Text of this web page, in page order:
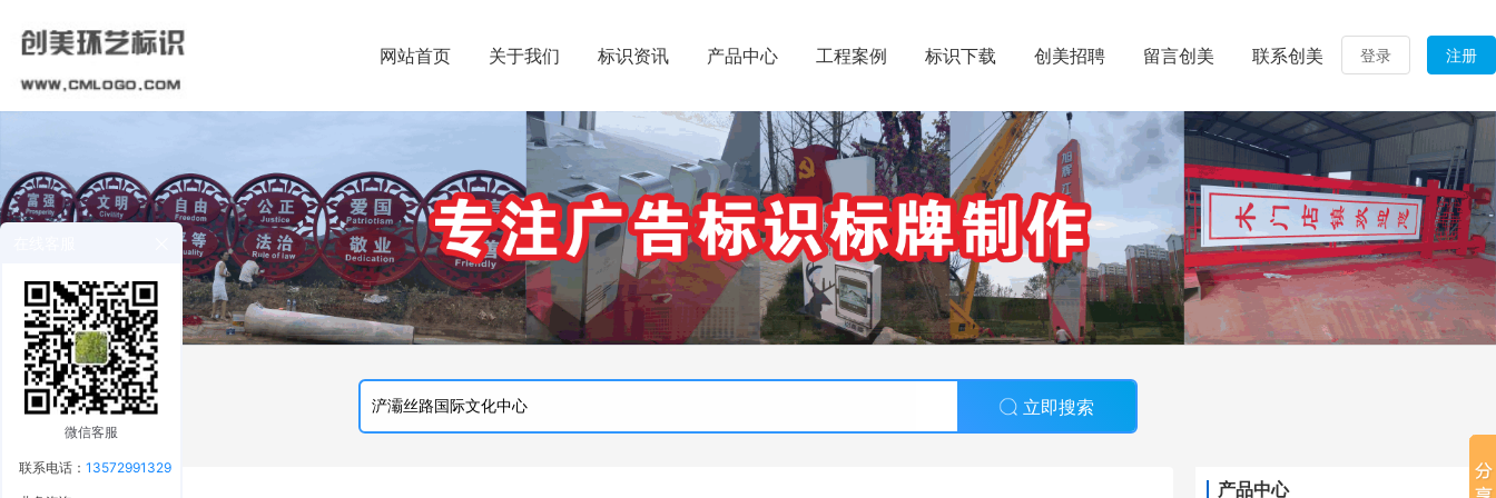
登录 注册
网站首页 关于我们 标识资讯 产品中心 工程案例 标识下载 创美招聘 留言创美 联系创美
立即搜索
产品中心
微信客服
联系电话：13572991329